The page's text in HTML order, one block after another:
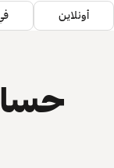
أونلاين